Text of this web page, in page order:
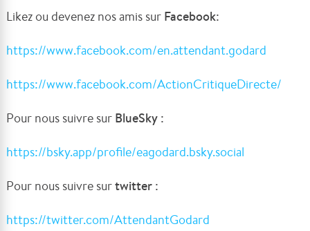
Likez ou devenez nos amis sur Facebook:
https://www.facebook.com/en.attendant.godard
https://www.facebook.com/ActionCritiqueDirecte/
Pour nous suivre sur BlueSky :
https://bsky.app/profile/eagodard.bsky.social
Pour nous suivre surtwitter :
https://twitter.com/AttendantGodard